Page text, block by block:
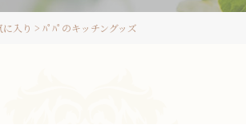
に入り > ﾊﾟﾊﾟのキッチングッズ